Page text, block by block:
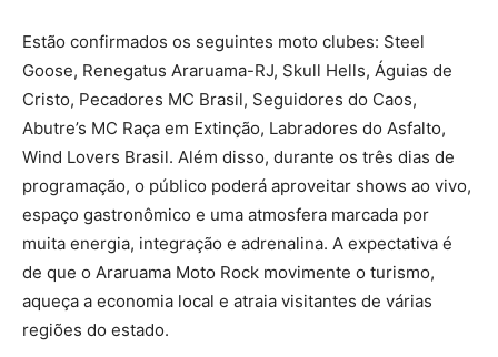
Estão confirmados os seguintes moto clubes: Steel
Goose, Renegatus Araruama-RJ, Skull Hells, Águias de
Cristo, Pecadores MC Brasil, Seguidores do Caos,
Abutre’s MC Raça em Extinção, Labradores do Asfalto,
Wind Lovers Brasil. Além disso, durante os três dias de
programação, o público poderá aproveitar shows ao vivo,
espaço gastronômico e uma atmosfera marcada por
muita energia, integração e adrenalina. A expectativa é
de que o Araruama Moto Rock movimente o turismo,
aqueça a economia local e atraia visitantes de várias
regiões do estado.